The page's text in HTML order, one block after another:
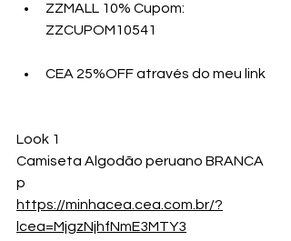
ZZMALL 10% Cupom:
ZZCUPOM10541
CEA 25%OFF através do meu link
Look 1
Camiseta Algodão peruano BRANCA
p
https://minhacea.cea.com.br/?
lcea=MjgzNjhfNmE3MTY3